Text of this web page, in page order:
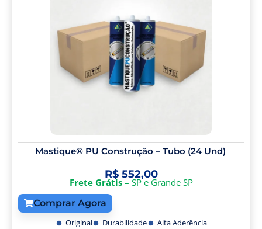
Mastique® PU Construção – Tubo (24 Und)
R$552,00
Frete Grátis– SP e Grande SP
Comprar Agora
Original Durabilidade Alta Aderência